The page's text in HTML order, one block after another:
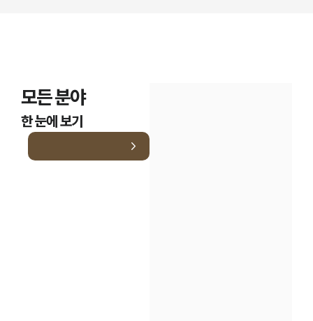
모든 분야
한 눈에 보기